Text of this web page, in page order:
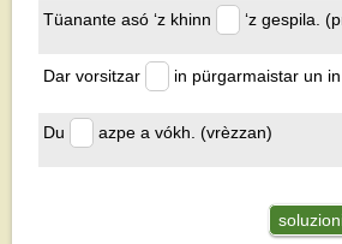
Tüanante asó ‘z khinn ‘z gespila.
Dar vorsitzar in pürgarmaistar un
Du azpe a vókh. (vrèzzan)